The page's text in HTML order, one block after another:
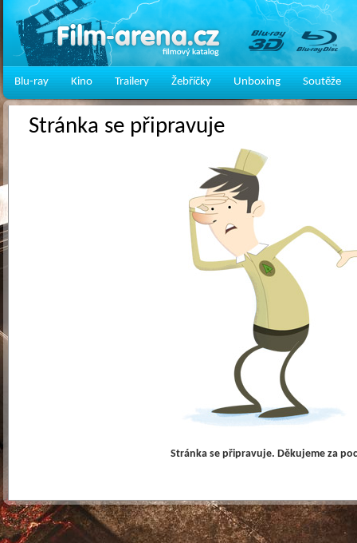
Blu-ray Kino Trailery Žebříčky Unboxing Soutěže
Stránka se připravuje
Stránka se připravuje. Děkujeme za